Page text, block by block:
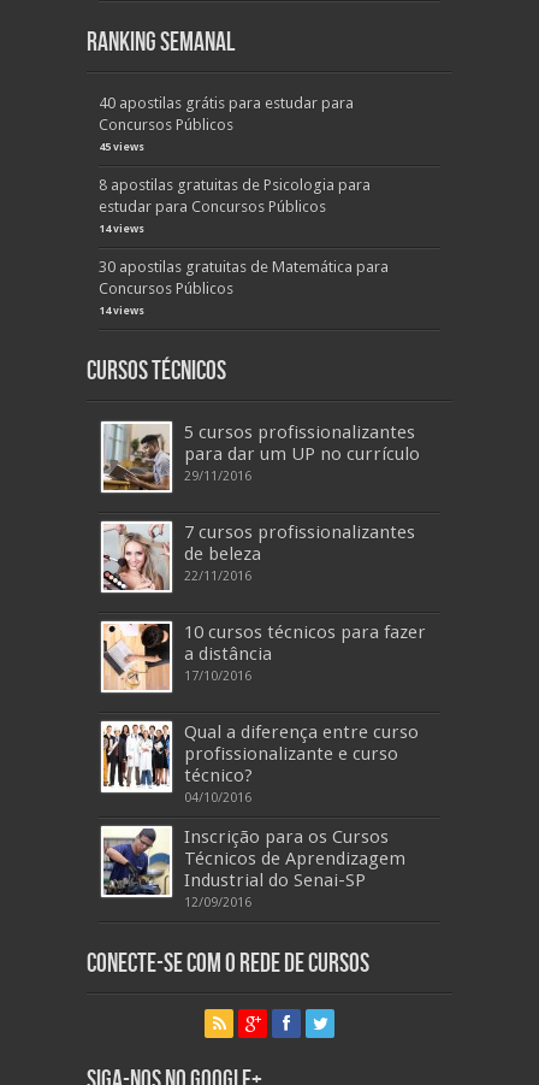
Ranking Semanal
40 apostilas grátis para estudar para
Concursos Públicos
45 views
8 apostilas gratuitas de Psicologia para
estudar para Concursos Públicos
14 views
30 apostilas gratuitas de Matemática para
Concursos Públicos
14 views
Cursos Técnicos
5 cursos profissionalizantes
para dar um UP no currículo
29/11/2016
7 cursos profissionalizantes
de beleza
22/11/2016
10 cursos técnicos para fazer
a distância
17/10/2016
Qual a diferença entre curso
profissionalizante e curso
técnico?
04/10/2016
Inscrição para os Cursos
Técnicos de Aprendizagem
Industrial do Senai-SP
12/09/2016
Conecte-se com o Rede de Cursos